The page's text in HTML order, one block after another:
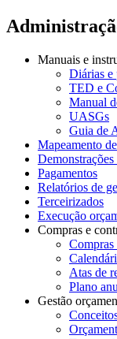
Manuais e
Diárias e
TED e
Manual
UASGs
Guia de
Mapeamento
Pagamentos
Relatórios de
Terceirizados
Execução
Compras e
Compras
Atas de
Plano
Gestão